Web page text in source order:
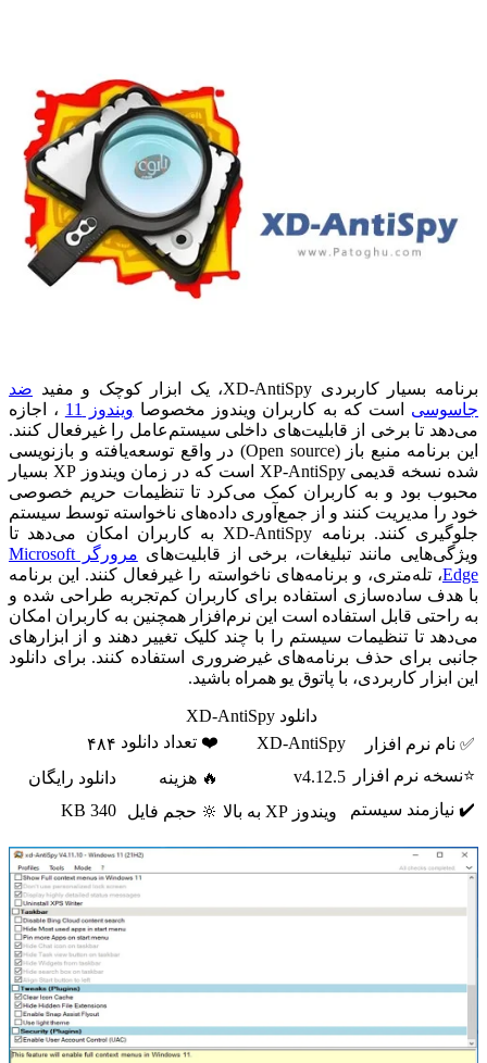
برنامه بسیار کاربردی XD-AntiSpy، یک ابزار کوچک و مفید
ضد
جاسوسی است که به کاربران ویندوز مخصوصا ویندوز 11
، اجازه
می‌دهد تا برخی از قابلیت‌های داخلی سیستم‌عامل را غیرفعال کنند.
این برنامه منبع باز (Open source)
در واقع توسعه‌یافته و بازنویسی
شده نسخه قدیمی XP-AntiSpy است که در زمان ویندوز XP بسیار
محبوب بود و به کاربران کمک می‌کرد تا تنظیمات حریم خصوصی
خود را مدیریت کنند و از جمع‌آوری داده‌های ناخواسته توسط سیستم
جلوگیری کنند. برنامه XD-AntiSpy به کاربران امکان می‌دهد تا
ویژگی‌هایی مانند تبلیغات، برخی از قابلیت‌های
مرورگر Microsoft
Edge، تله‌متری، و برنامه‌های ناخواسته را غیرفعال کنند. این برنامه
با هدف ساده‌سازی استفاده برای کاربران کم‌تجربه طراحی شده و
به راحتی قابل استفاده است این نرم‌افزار همچنین به کاربران امکان
می‌دهد تا تنظیمات سیستم را با چند کلیک تغییر دهند و از ابزارهای
جانبی برای حذف برنامه‌های غیرضروری استفاده کنند. برای دانلود
این ابزار کاربردی، با پاتوق یو همراه باشید.
دانلود XD-AntiSpy
✅ نام نرم افزار
XD-AntiSpy ❤️ تعداد دانلود ۴۸۴
⭐نسخه نرم افزار
v4.12.5 🔥 هزینه
دانلود رایگان
✔️ نیازمند سیستم
ویندوز XP به بالا 🔆 حجم فایل 340 KB